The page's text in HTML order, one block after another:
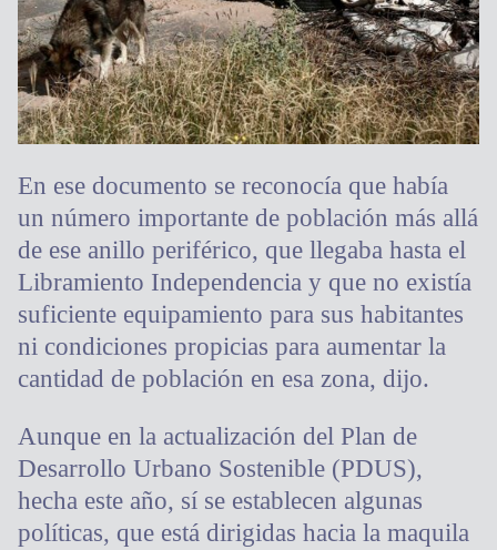
En ese documento se reconocía que había
un número importante de población más allá
de ese anillo periférico, que llegaba hasta el
Libramiento Independencia y que no existía
suficiente equipamiento para sus habitantes
ni condiciones propicias para aumentar la
cantidad de población en esa zona, dijo.
Aunque en la actualización del Plan de
Desarrollo Urbano Sostenible (PDUS),
hecha este año, sí se establecen algunas
políticas, que está dirigidas hacia la maquila